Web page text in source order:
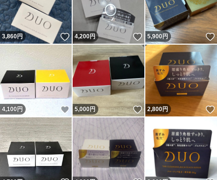
3,860円 いいね！
4,200円 いいね！
5,900円
4,100 円 いいね！
5,000円 いいね！
2,800円